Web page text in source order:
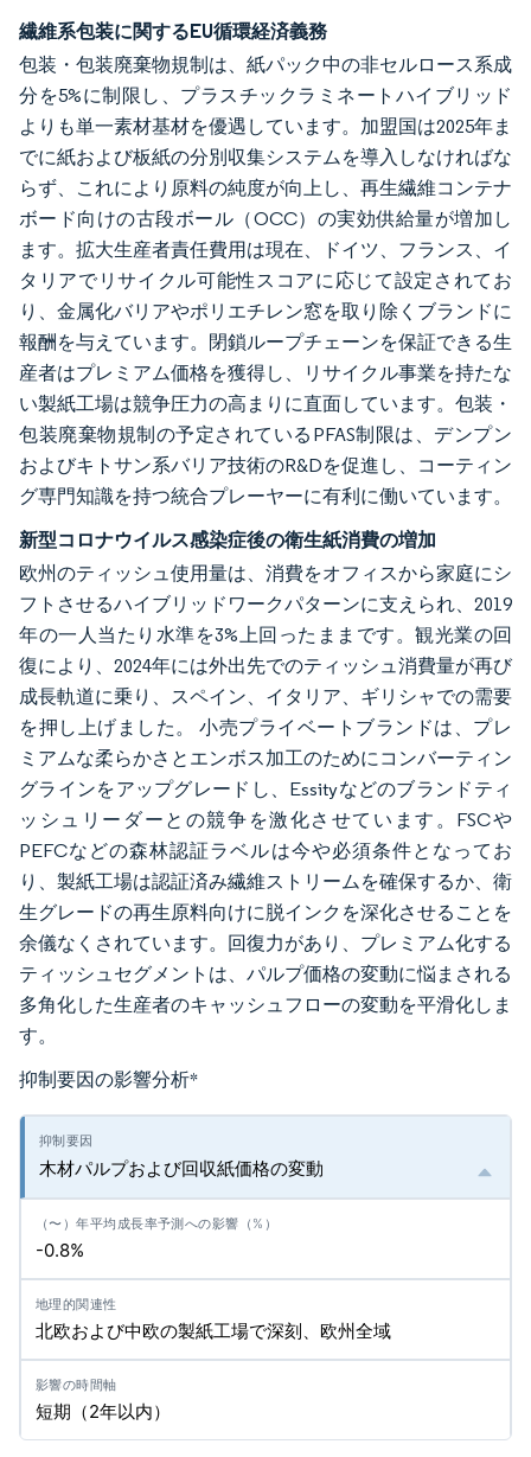
繊維系包装に関するEU循環経済義務
包装・包装廃棄物規制は、紙パック中の非セルロース系成
分を5%に制限し、プラスチックラミネートハイブリッド
よりも単一素材基材を優遇しています。加盟国は2025年ま
でに紙および板紙の分別収集システムを導入しなければな
らず、これにより原料の純度が向上し、再生繊維コンテナ
ボード向けの古段ボール（OCC）の実効供給量が増加し
ます。拡大生産者責任費用は現在、ドイツ、フランス、イ
タリアでリサイクル可能性スコアに応じて設定されてお
り、金属化バリアやポリエチレン窓を取り除くブランドに
報酬を与えています。閉鎖ループチェーンを保証できる生
産者はプレミアム価格を獲得し、リサイクル事業を持たな
い製紙工場は競争圧力の高まりに直面しています。包装・
包装廃棄物規制の予定されているPFAS制限は、デンプン
およびキトサン系バリア技術のR&Dを促進し、コーティン
グ専門知識を持つ統合プレーヤーに有利に働いています。
新型コロナウイルス感染症後の衛生紙消費の増加
欧州のティッシュ使用量は、消費をオフィスから家庭にシ
フトさせるハイブリッドワークパターンに支えられ、2019
年の一人当たり水準を3%上回ったままです。観光業の回
復により、2024年には外出先でのティッシュ消費量が再び
成長軌道に乗り、スペイン、イタリア、ギリシャでの需要
を押し上げました。
小売プライベートブランドは、プレ
ミアムな柔らかさとエンボス加工のためにコンバーティン
グラインをアップグレードし、Essityなどのブランドティ
ッシュリーダーとの競争を激化させています。FSCや
PEFCなどの森林認証ラベルは今や必須条件となってお
り、製紙工場は認証済み繊維ストリームを確保するか、衛
生グレードの再生原料向けに脱インクを深化させることを
余儀なくされています。回復力があり、プレミアム化する
ティッシュセグメントは、パルプ価格の変動に悩まされる
多角化した生産者のキャッシュフローの変動を平滑化しま
す。
抑制要因の影響分析*
木材パルプおよび回収紙価格の変動
-0.8%
北欧および中欧の製紙工場で深刻、欧州全域
短期（2年以内）